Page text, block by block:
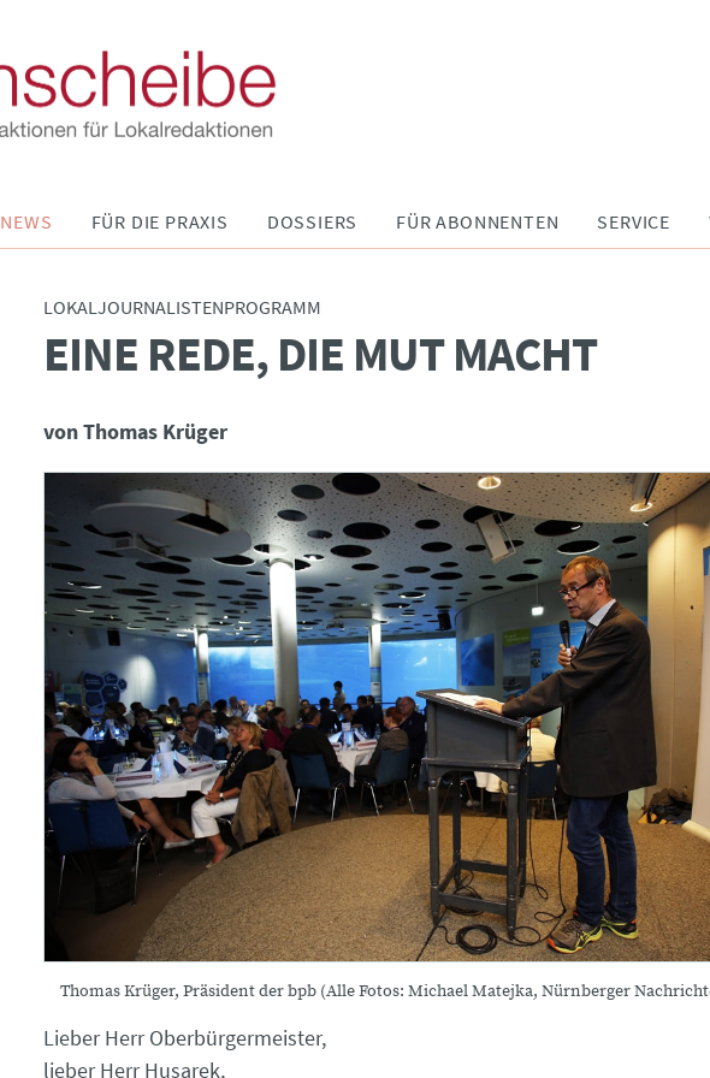
NEWS FÜR DIE PRAXIS DOSSIERS FÜR ABONNENTEN SERVICE
LOKALJOURNALISTENPROGRAMM
EINE REDE, DIE MUT MACHT
von Thomas Krüger
Thomas Krüger, Präsident der bpb (Alle Fotos: Michael Matejka, Nürnberger
Lieber Herr Oberbürgermeister,
lieber Herr Husarek,